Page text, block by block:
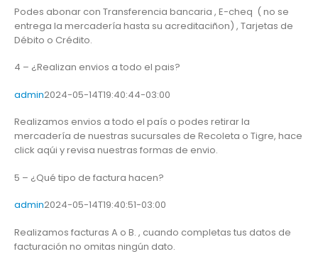
Podes abonar con Transferencia bancaria , E-cheq ( no se
entrega la mercadería hasta su acreditaciñon) , Tarjetas de
Débito o Crédito.
4 – ¿Realizan envios a todo el pais?
admin2024-05-14T19:40:44-03:00
Realizamos envios a todo el país o podes retirar la
mercadería de nuestras sucursales de Recoleta o Tigre, hace
click aqúi y revisa nuestras formas de envio.
5 – ¿Qué tipo de factura hacen?
admin2024-05-14T19:40:51-03:00
Realizamos facturas A o B. , cuando completas tus datos de
facturación no omitas ningún dato.